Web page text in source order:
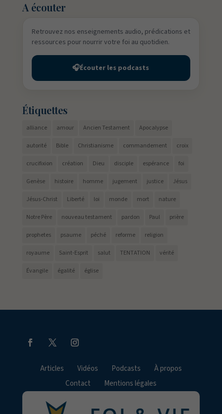
A écouter
Retrouvez nos enseignements audio, prédications et
ressources pour nourrir votre foi au quotidien.
🎧Écouter les podcasts
Étiquettes
alliance amour Ancien Testament Apocalypse
autorité Bible Christianisme commandement croix
crucifixion création Dieu disciple espérance foi
Genèse histoire homme jugement justice Jésus
Jésus-Christ Liberté loi monde mort nature
Notre Père nouveau testament pardon Paul prière
prophetes psaume péché reforme religion
royaume Saint-Esprit salut TENTATION vérité
Évangile égalité église
Articles Vidéos Podcasts
À propos
Contact
Mentions légales